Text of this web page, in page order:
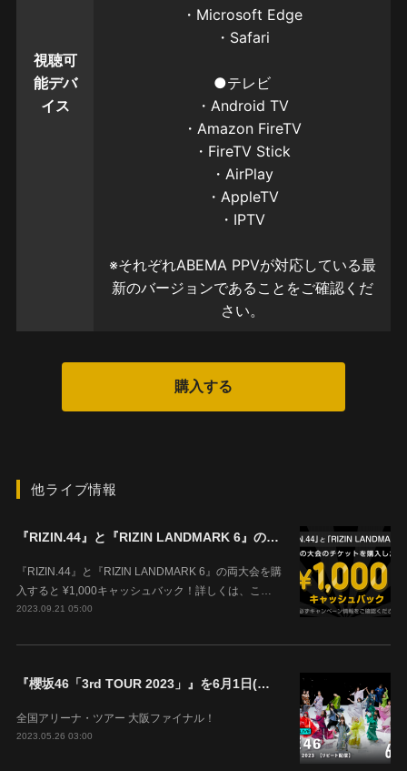
他ライブ情報
『RIZIN.44』と『RIZIN LANDMARK 6』の両大会を購入すると ¥1,000キャッシュバック！
『RIZIN.44』と『RIZIN LANDMARK 6』の両大会を購
入すると ¥1,000キャッシュバック！詳しくは、こ…
2023.09.21 05:00
『櫻坂46「3rd TOUR 2023」』を6月1日(木)18時よりABEMAで生配信決定！
全国アリーナ・ツアー 大阪ファイナル！
2023.05.26 03:00